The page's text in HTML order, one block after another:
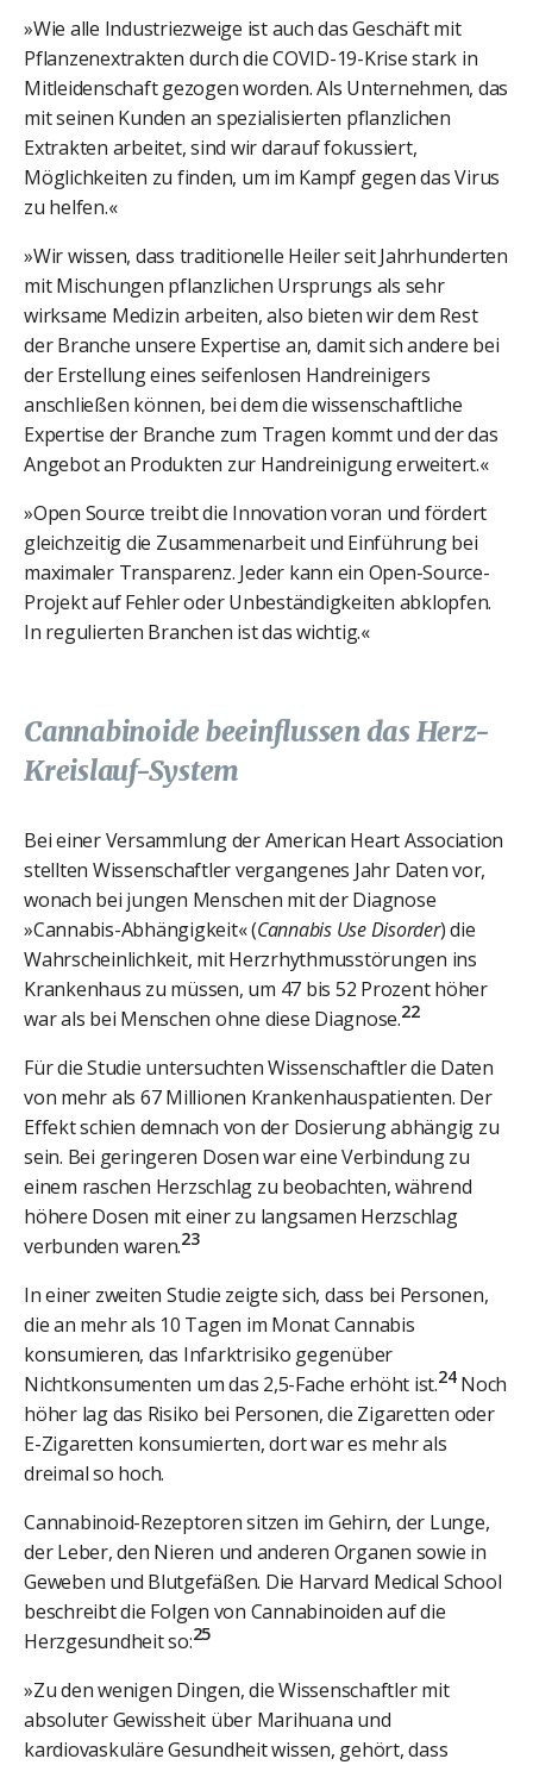
»Wie alle Industriezweige ist auch das Geschäft mit
Pflanzenextrakten durch die COVID-19-Krise stark in
Mitleidenschaft gezogen worden. Als Unternehmen, das
mit seinen Kunden an spezialisierten pflanzlichen
Extrakten arbeitet, sind wir darauf fokussiert,
Möglichkeiten zu finden, um im Kampf gegen das Virus
zu helfen.«
»Wir wissen, dass traditionelle Heiler seit Jahrhunderten
mit Mischungen pflanzlichen Ursprungs als sehr
wirksame Medizin arbeiten, also bieten wir dem Rest
der Branche unsere Expertise an, damit sich andere bei
der Erstellung eines seifenlosen Handreinigers
anschließen können, bei dem die wissenschaftliche
Expertise der Branche zum Tragen kommt und der das
Angebot an Produkten zur Handreinigung erweitert.«
»Open Source treibt die Innovation voran und fördert
gleichzeitig die Zusammenarbeit und Einführung bei
maximaler Transparenz. Jeder kann ein Open-Source-
Projekt auf Fehler oder Unbeständigkeiten abklopfen.
In regulierten Branchen ist das wichtig.«
Cannabinoide beeinflussen das Herz-
Kreislauf-System
Bei einer Versammlung der American Heart Association
stellten Wissenschaftler vergangenes Jahr Daten vor,
wonach bei jungen Menschen mit der Diagnose
»Cannabis-Abhängigkeit« (Cannabis Use Disorder) die
Wahrscheinlichkeit, mit Herzrhythmusstörungen ins
Krankenhaus zu müssen, um 47 bis 52 Prozent höher
war als bei Menschen ohne diese Diagnose.22
Für die Studie untersuchten Wissenschaftler die Daten
von mehr als 67 Millionen Krankenhauspatienten. Der
Effekt schien demnach von der Dosierung abhängig zu
sein. Bei geringeren Dosen war eine Verbindung zu
einem raschen Herzschlag zu beobachten, während
höhere Dosen mit einer zu langsamen Herzschlag
verbunden waren.23
In einer zweiten Studie zeigte sich, dass bei Personen,
die an mehr als 10 Tagen im Monat Cannabis
konsumieren, das Infarktrisiko gegenüber
Nichtkonsumenten um das 2,5-Fache erhöht ist.24Noch
höher lag das Risiko bei Personen, die Zigaretten oder
E-Zigaretten konsumierten, dort war es mehr als
dreimal so hoch.
Cannabinoid-Rezeptoren sitzen im Gehirn, der Lunge,
der Leber, den Nieren und anderen Organen sowie in
Geweben und Blutgefäßen. Die Harvard Medical School
beschreibt die Folgen von Cannabinoiden auf die
Herzgesundheit so:25
»Zu den wenigen Dingen, die Wissenschaftler mit
absoluter Gewissheit über Marihuana und
kardiovaskuläre Gesundheit wissen, gehört, dass